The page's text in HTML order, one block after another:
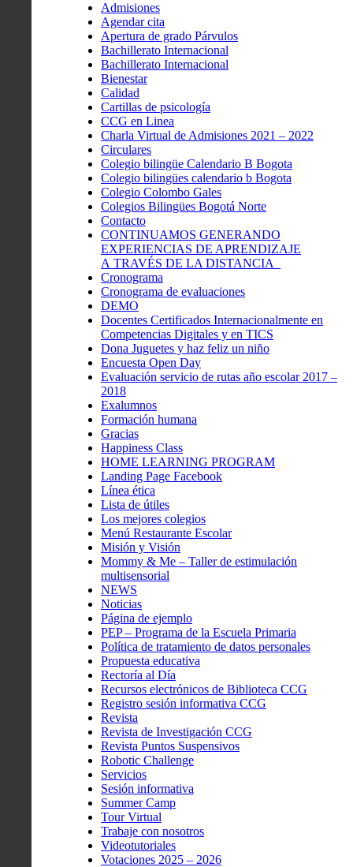
Admisiones
Agendar cita
Apertura de grado Párvulos
Bachillerato Internacional
Bachillerato Internacional
Bienestar
Calidad
Cartillas de psicología
CCG en Linea
Charla Virtual de Admisiones 2021 – 2022
Circulares
Colegio bilingüe Calendario B Bogota
Colegio bilingües calendario b Bogota
Colegio Colombo Gales
Colegios Bilingües Bogotá Norte
Contacto
CONTINUAMOS GENERANDO
EXPERIENCIAS DE APRENDIZAJE
A TRAVÉS DE LA DISTANCIA
Cronograma
Cronograma de evaluaciones
DEMO
Docentes Certificados Internacionalmente en
Competencias Digitales y en TICS
Dona Juguetes y haz feliz un niño
Encuesta Open Day
Evaluación servicio de rutas año escolar 2017 –
2018
Exalumnos
Formación humana
Gracias
Happiness Class
HOME LEARNING PROGRAM
Landing Page Facebook
Línea ética
Lista de útiles
Los mejores colegios
Menú Restaurante Escolar
Misión y Visión
Mommy & Me – Taller de estimulación
multisensorial
NEWS
Noticias
Página de ejemplo
PEP – Programa de la Escuela Primaria
Política de tratamiento de datos personales
Propuesta educativa
Rectoría al Día
Recursos electrónicos de Biblioteca CCG
Registro sesión informativa CCG
Revista
Revista de Investigación CCG
Revista Puntos Suspensivos
Robotic Challenge
Servicios
Sesión informativa
Summer Camp
Tour Virtual
Trabaje con nosotros
Videotutoriales
Votaciones 2025 – 2026